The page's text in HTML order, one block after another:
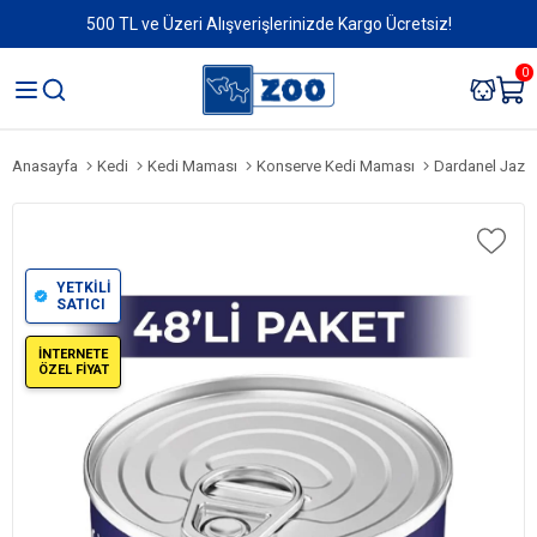
500 TL ve Üzeri Alışverişlerinizde Kargo Ücretsiz!
0
Anasayfa Kedi Kedi Maması Konserve Kedi Maması Dardanel
YETKİLİ
SATICI
İNTERNETE
ÖZEL FİYAT